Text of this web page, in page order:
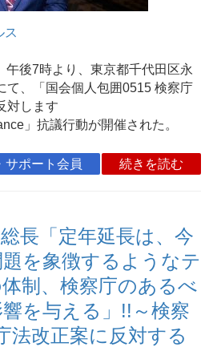
ス
後7時より、東京都千代田区永
て、「国会個人包囲0515 検察庁
対します
」抗議行動が開催された。
サポート会員 続きを読む
長「定年延長は、今
を象徴するようなテ
制、検察庁のあるべ
を与える」!!～検察
法改正案に反対する